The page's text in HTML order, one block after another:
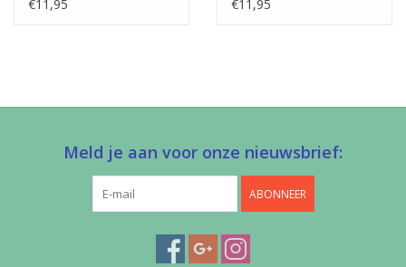
€11,95 €11,95
Meld je aan voor onze nieuwsbrief:
ABONNEER